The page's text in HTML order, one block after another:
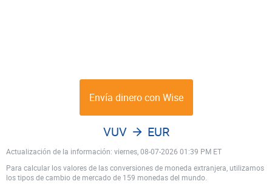
Envía dinero con Wise
Actualización de la información: viernes, 08-07-2026 01:39 PM ET
VUV EUR
Para calcular los valores de las conversiones de moneda extranjera, utilizamos
los tipos de cambio de mercado de 159 monedas del mundo.